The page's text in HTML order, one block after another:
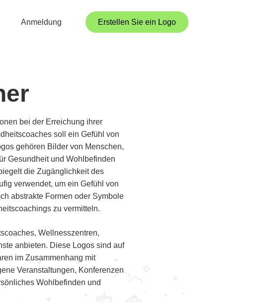
Anmeldung Erstellen Sie ein Logo
bei der Erreichung ihrer
soll ein Gefühl von
gehören Bilder von Menschen,
Gesundheit und Wohlbefinden
die Zugänglichkeit des
verwendet, um ein Gefühl von
abstrakte Formen oder Symbole
zu vermitteln.
Wellnesszentren,
anbieten. Diese Logos sind auf
im Zusammenhang mit
Veranstaltungen, Konferenzen
Wohlbefinden und